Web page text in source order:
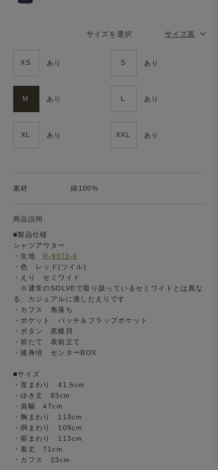
サイズを選択 サイズ表
XS あり S あり
M あり L あり
XL あり XXL あり
素材 綿100%
商品説明
■製品仕様
シャツアウター
・生地 R-9973-6
・色 レッド(ツイル)
・えり セミワイド
※通常のSOLVEで取り扱っているセミワイドとは異な
る、カジュアルに適したえりです
・カフス 角落ち
・ポケット パッチ＆フラップポケット
・ボタン 黒蝶貝
・前たて 表前立て
・後身頃 センターBOX
■サイズ
・首まわり 41.5cm
・ゆき丈 83cm
・肩幅 47cm
・胸まわり 113cm
・胴まわり 109cm
・裾まわり 113cm
・着丈 71cm
・カフス 23cm